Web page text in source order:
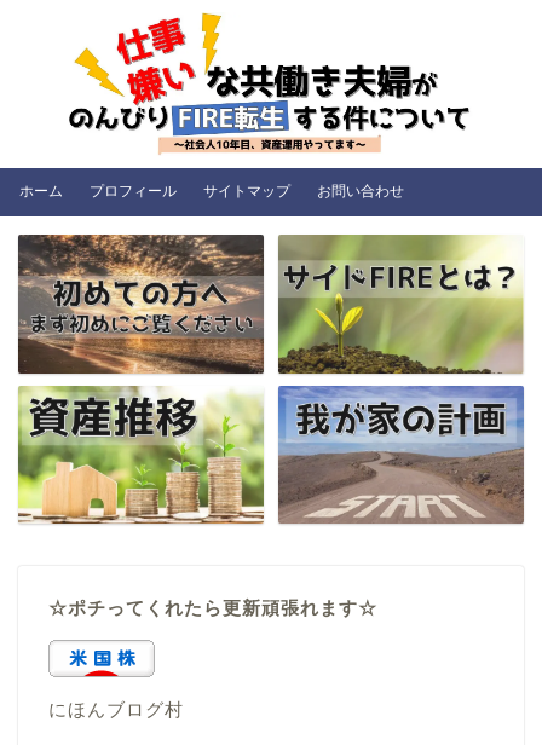
ホーム プロフィール サイトマップ お問い合わせ
☆ポチってくれたら更新頑張れます☆
にほんブログ村